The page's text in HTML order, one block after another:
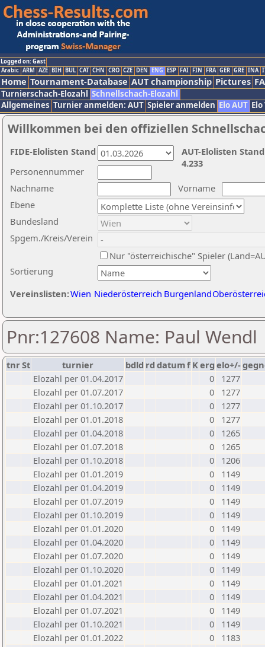
Logged on: Gast
Arabic ARM AZE BIH BUL CAT CHN CRO CZE DEN ENG ESP FAI FIN FRA GER GRE INA
Home Tournament-Database AUT championship Pictures
Turnierschach-Elozahl Schnellschach-Elozahl
Allgemeines Turnier anmelden: AUT Spieler anmelden Elo AUT
Willkommen bei den offiziellen
Nachname
Vorname
Ebene
Sortierung
Personennummer
Bundesland
Spgem./Kreis/Verein
Nur "österreichische" Spieler
Vereinslisten:Wien Niederösterreich Burgenland
AUT-Elolisten
4.233
FIDE-Elolisten Stand
Pnr:127608 Name: Paul Wendl
tnrSt turnier bdld rd datumf Kerg elo+/-
Elozahl per 01.04.2017
0
1277
Elozahl per 01.07.2017
0
1277
Elozahl per 01.10.2017
0
1277
Elozahl per 01.01.2018
0
1277
Elozahl per 01.04.2018
0
1265
Elozahl per 01.07.2018
0
1265
Elozahl per 01.10.2018
0
1206
Elozahl per 01.01.2019
0
1149
Elozahl per 01.04.2019
0
1149
Elozahl per 01.07.2019
0
1149
Elozahl per 01.10.2019
0
1149
Elozahl per 01.01.2020
0
1149
Elozahl per 01.04.2020
0
1149
Elozahl per 01.07.2020
0
1149
Elozahl per 01.10.2020
0
1149
Elozahl per 01.01.2021
0
1149
Elozahl per 01.04.2021
0
1149
Elozahl per 01.07.2021
0
1149
Elozahl per 01.10.2021
0
1149
Elozahl per 01.01.2022
0
1183